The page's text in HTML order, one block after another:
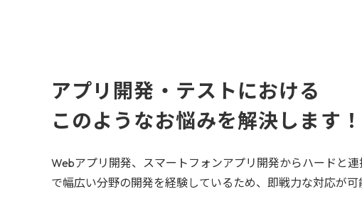
アプリ開発・テストにおける
このようなお悩みを解決します！
Webアプリ開発、スマートフォンアプリ開発からハードと
で幅広い分野の開発を経験しているため、即戦力な対応が可